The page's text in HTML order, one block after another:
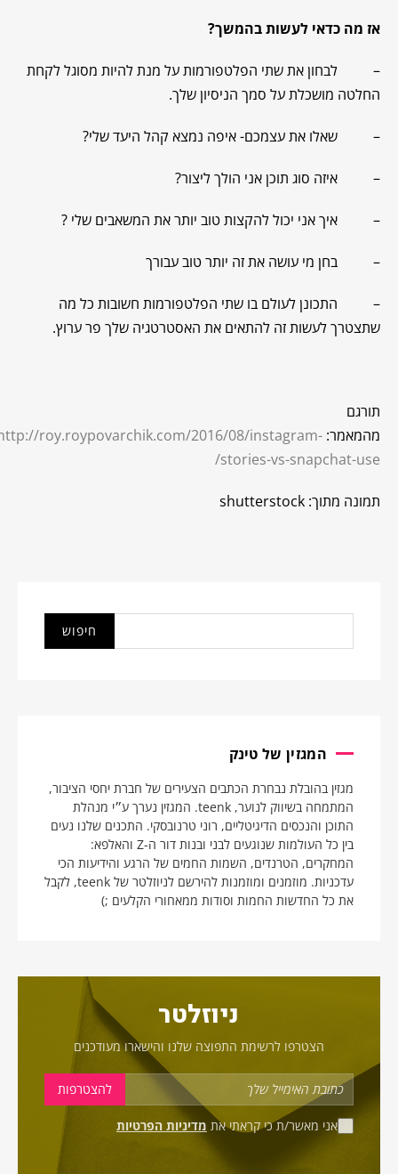
אז מה כדאי לעשות בהמשך?
– לבחון את שתי הפלטפורמות על מנת להיות מסוגל לקחת
החלטה מושכלת על סמך הניסיון שלך.
– שאלו את עצמכם- איפה נמצא קהל היעד שלי?
– איזה סוג תוכן אני הולך ליצור?
– איך אני יכול להקצות טוב יותר את המשאבים שלי ?
– בחן מי עושה את זה יותר טוב עבורך
– התכונן לעולם בו שתי הפלטפורמות חשובות כל מה
שתצטרך לעשות זה להתאים את האסטרטגיה שלך פר ערוץ.
תורגם
מהמאמר: roy.roypovarchik.com/2016/08/instagram-
stories-vs-snapchat-use/
תמונה מתוך: shutterstock
המגזין של טינק
מגזין בהובלת נבחרת הכתבים הצעירים של חברת יחסי הציבור,
המתמחה בשיווק לנוער, teenk. המגזין נערך ע״י מנהלת
התוכן והנכסים הדיגיטליים, רוני טרנובסקי. התכנים שלנו נעים
בין כל העולמות שנוגעים לבני ובנות דור ה-Z והאלפא:
המחקרים, הטרנדים, השמות החמים של הרגע והידיעות הכי
עדכניות. מוזמנים ומוזמנות להירשם לניוזלטר של teenk, לקבל
את כל החדשות החמות וסודות ממאחורי הקלעים ;)
ניוזלטר
הצטרפו לרשימת התפוצה שלנו והישארו מעודכנים
אני מאשר/ת כי קראתי את מדיניות הפרטיות